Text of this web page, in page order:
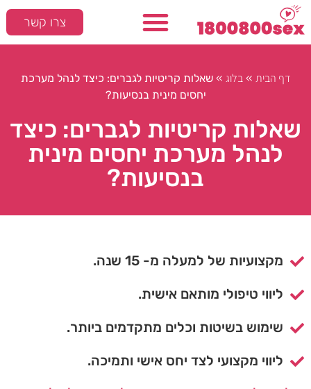
צרו קשר
דף הבית »בלוג »שאלות קריטיות לגברים: כיצד לנהל מערכת
יחסים מינית בנסיעות?
שאלות קריטיות לגברים: כיצד
לנהל מערכת יחסים מינית
בנסיעות?
מקצועיות של למעלה מ- 15 שנה.
ליווי טיפולי מותאם אישית.
שימוש בשיטות וכלים מתקדמים ביותר.
ליווי מקצועי לצד יחס אישי ותמיכה.